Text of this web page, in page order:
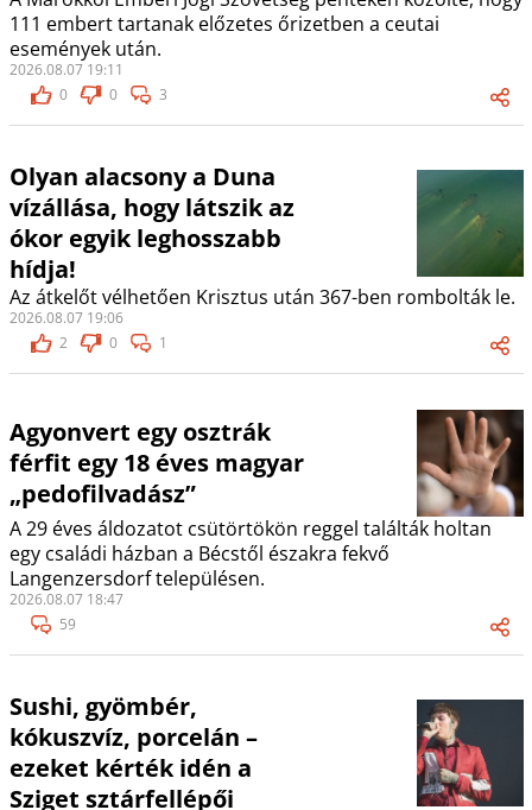
111 embert tartanak előzetes őrizetben a ceutai
események után.
2026.08.07 19:11
0
0 3
Olyan alacsony a Duna
vízállása, hogy látszik az
ókor egyik leghosszabb
hídja!
Az átkelőt vélhetően Krisztus után 367-ben rombolták le.
2026.08.07 19:06
2
0 1
Agyonvert egy osztrák
férfit egy 18 éves magyar
„pedofilvadász”
A 29 éves áldozatot csütörtökön reggel találták holtan
egy családi házban a Bécstől északra fekvő
Langenzersdorf településen.
2026.08.07 18:47
59
Sushi, gyömbér,
kókuszvíz, porcelán –
ezeket kérték idén a
Sziget sztárfellépői